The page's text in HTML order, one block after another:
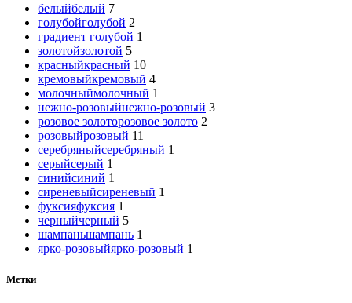
белыйбелый 7
голубойголубой 2
градиент голубой 1
золотойзолотой 5
красныйкрасный 10
кремовыйкремовый 4
молочныймолочный 1
нежно-розовыйнежно-розовый 3
розовое золоторозовое золото 2
розовыйрозовый 11
серебряныйсеребряный 1
серыйсерый 1
синийсиний 1
сиреневыйсиреневый 1
фуксияфуксия 1
черныйчерный 5
шампаньшампань 1
ярко-розовыйярко-розовый 1
Метки